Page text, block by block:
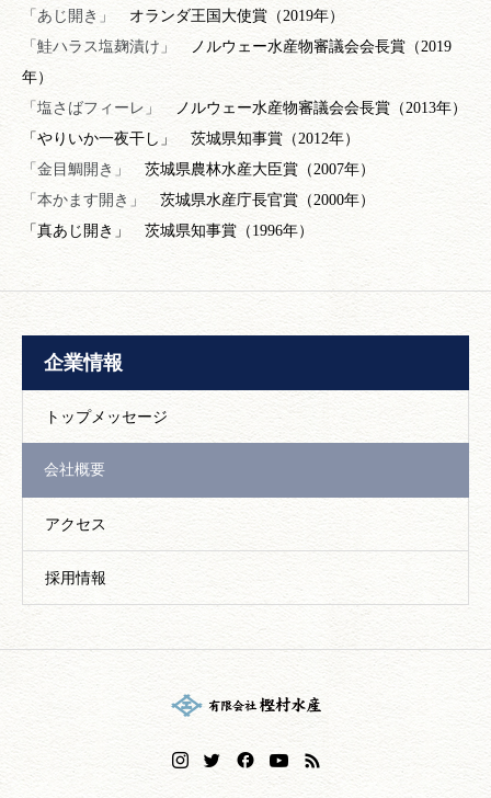
「あじ開き」
オランダ王国大使賞（2019年）
「鮭ハラス塩麹漬け」
ノルウェー水産物審議会会長賞（2019
年）
「塩さばフィーレ」
ノルウェー水産物審議会会長賞（2013年）
「やりいか一夜干し」 茨城県知事賞（2012年）
「金目鯛開き」
茨城県農林水産大臣賞（2007年）
「本かます開き」
茨城県水産庁長官賞（2000年）
「真あじ開き」 茨城県知事賞（1996年）
企業情報
トップメッセージ
会社概要
アクセス
採用情報